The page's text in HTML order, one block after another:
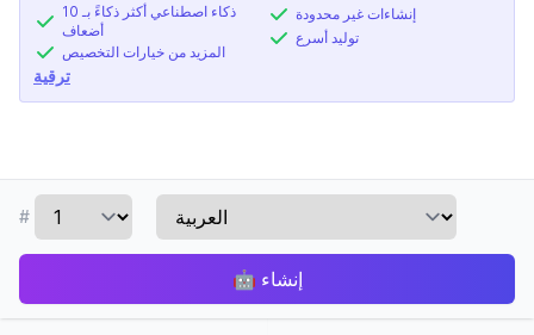
ذكاء اصطناعي أكثر ذكاءً بـ 10
أضعاف
المزيد من خيارات التخصيص
إنشاءات غير محدودة
توليد أسرع
ترقية
#
🤖 إنشاء